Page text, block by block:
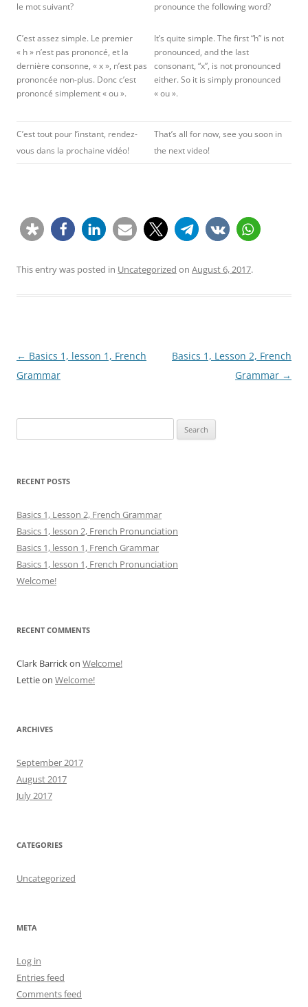
le mot suivant?
C’est assez simple. Le premier
« h » n’est pas prononcé, et la
dernière consonne, « x », n’est pas
prononcée non-plus. Donc c’est
prononcé simplement « ou ».
pronounce the following word?
It’s quite simple. The first “h” is not
pronounced, and the last
consonant, “x”, is not pronounced
either. So it is simply pronounced
« ou ».
C’est tout pour l’instant, rendez-
vous dans la prochaine vidéo!
That’s all for now, see you soon in
the next video!
This entry was posted in Uncategorized on August 6, 2017.
Post
navigation
← Basics 1, lesson 1, French
Grammar
Basics 1, Lesson 2, French
Grammar →
for:
RECENT POSTS
Basics 1, Lesson 2, French Grammar
Basics 1, lesson 2, French Pronunciation
Basics 1, lesson 1, French Grammar
Basics 1, lesson 1, French Pronunciation
Welcome!
RECENT COMMENTS
Clark Barrickon Welcome!
Lettieon Welcome!
ARCHIVES
September 2017
August 2017
July 2017
CATEGORIES
Uncategorized
META
Log in
Entries feed
Comments feed